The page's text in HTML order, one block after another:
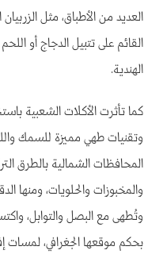
العديد من الأطباق، مثل الزربيان
القائم على تتبيل الدجاج أو
الهندية.
كما تأثرت الأكلات الشعبية
وتقنيات طهي مميزة للسمك
المحافظات الشمالية بالطرق
والمخبوزات والحلويات، ومنها
وتُطهى مع البصل والتوابل،
بحكم موقعها الجغرافي، لمسات